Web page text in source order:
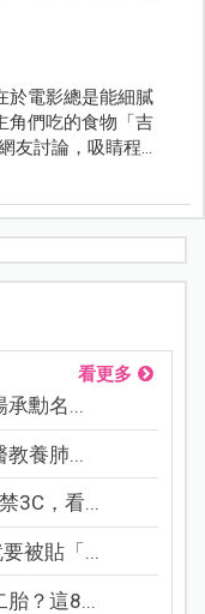
於電影總是能細膩
角們吃的食物「吉
友討論，吸睛程度
看更多
承勳名...
養肺...
3C，看...
被貼「...
？這8...